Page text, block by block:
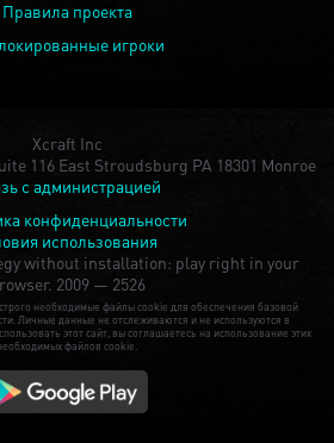
Правила проекта
игроки
Xcraft Inc
116 East Stroudsburg PA 18301 Monroe
с администрацией
конфиденциальности
использования
without installation: play right in your
2009 — 2526
необходимые файлы cookie для обеспечения базовой
Личные данные не отслеживаются и не используются в
этот сайт, вы соглашаетесь на использование этих
файлов cookie.